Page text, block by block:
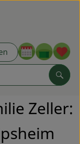
oder
Zeller: